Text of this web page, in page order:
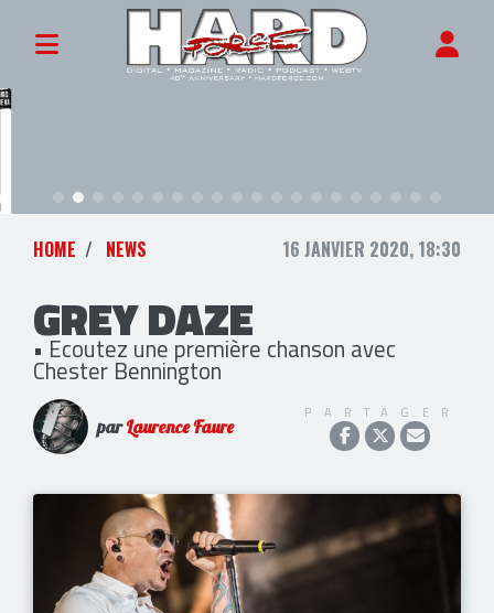
HOME NEWS 16 JANVIER 2020, 18:30
GREY DAZE
• Ecoutez une première chanson avec
Chester Bennington
parLaurence Faure
PARTAGER